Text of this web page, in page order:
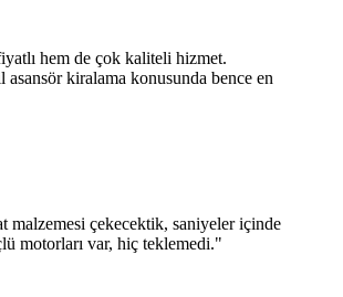
hem de çok kaliteli hizmet.
asansör kiralama konusunda bence en
malzemesi çekecektik, saniyeler içinde
motorları var, hiç teklemedi."